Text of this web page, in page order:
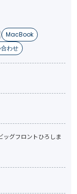
MacBook
わせ
ッグフロントひろしま